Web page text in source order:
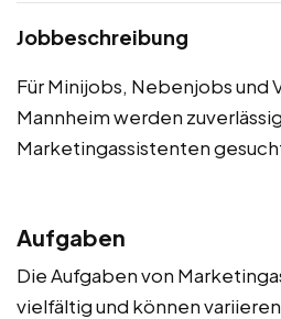
Jobbeschreibung
Für Minijobs, Nebenjobs und
Mannheim werden
Marketingassistenten
Aufgaben
Die Aufgaben von
vielfältig und können